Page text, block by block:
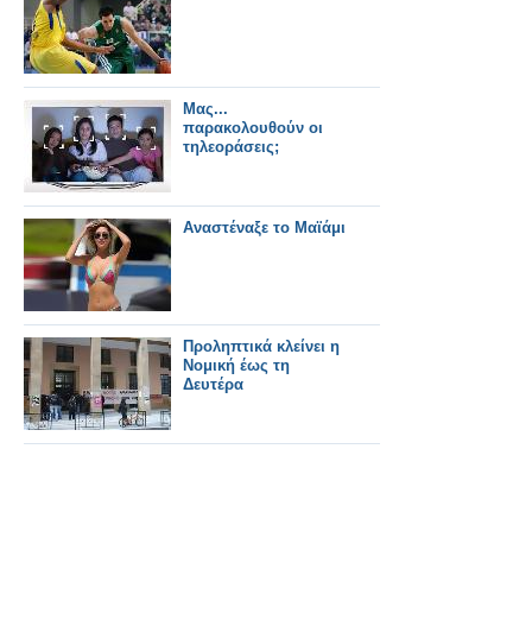
Μας...
παρακολουθούν οι
τηλεοράσεις;
Αναστέναξε το Μαϊάμι
Προληπτικά κλείνει η
Νομική έως τη
Δευτέρα